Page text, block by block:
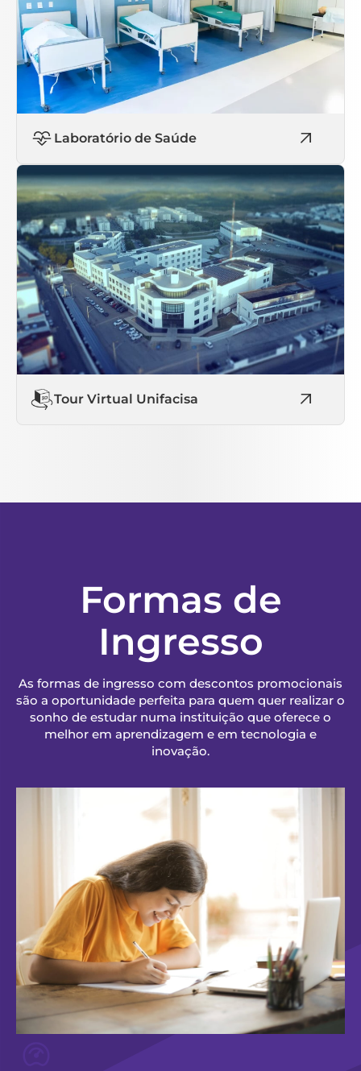
Laboratório de Saúde
Tour Virtual Unifacisa
Formas de
Ingresso
As formas de ingresso com descontos promocionais
são a oportunidade perfeita para quem quer realizar o
sonho de estudar numa instituição que oferece o
melhor em aprendizagem e em tecnologia e
inovação.